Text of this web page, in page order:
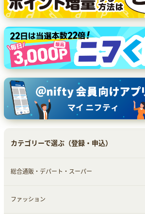
カテゴリーで選ぶ（登録・申込）
総合通販・デパート・スーパー
すべて見る
ファッション